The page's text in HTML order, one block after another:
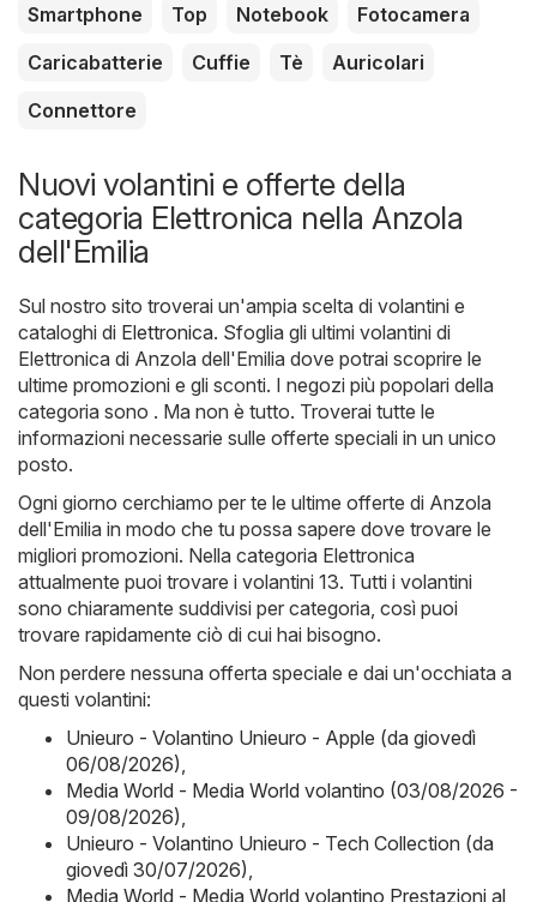
Smartphone Top Notebook
Fotocamera
Caricabatterie
Cuffie Tè
Auricolari
Connettore
Nuovi volantini e offerte della
categoria Elettronica nella Anzola
dell'Emilia
Sul nostro sito troverai un'ampia scelta di volantini e
cataloghi di Elettronica. Sfoglia gli ultimi volantini di
Elettronica di Anzola dell'Emilia dove potrai scoprire le
ultime promozioni e gli sconti. I negozi più popolari della
categoria sono . Ma non è tutto. Troverai tutte le
informazioni necessarie sulle offerte speciali in un unico
posto.
Ogni giorno cerchiamo per te le ultime offerte di Anzola
dell'Emilia in modo che tu possa sapere dove trovare le
migliori promozioni. Nella categoria Elettronica
attualmente puoi trovare i volantini 13. Tutti i volantini
sono chiaramente suddivisi per categoria, così puoi
trovare rapidamente ciò di cui hai bisogno.
Non perdere nessuna offerta speciale e dai un'occhiata a
questi volantini:
Unieuro - Volantino Unieuro - Apple (da giovedì
06/08/2026)
Media World - Media World volantino (03/08/2026 -
09/08/2026)
Unieuro - Volantino Unieuro - Tech Collection (da
giovedì 30/07/2026)
Media World - Media World volantino Prestazioni al